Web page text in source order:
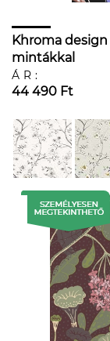
Khroma
mintákkal
ÁR:
44 490 Ft